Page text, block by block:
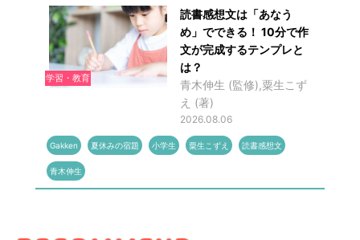
学習・教育
読書感想文は「あなう
め」でできる！ 10分で作
文が完成するテンプレと
は？
青木伸生 (監修),粟生こず
え (著)
2026.08.06
Gakken 夏休みの宿題 小学生 粟生こずえ 読書感想文
青木伸生